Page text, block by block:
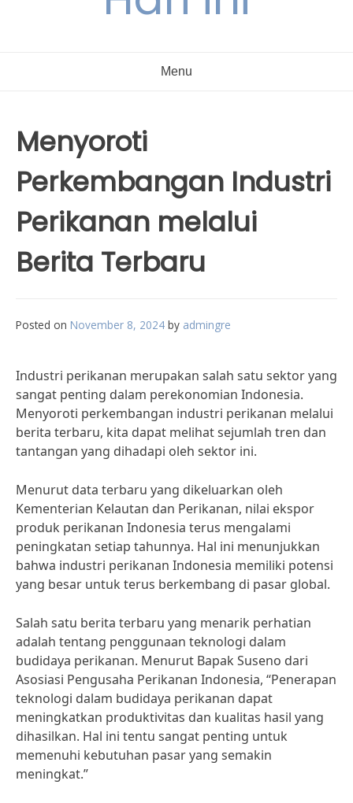
Menu
Menyoroti
Perkembangan Industri
Perikanan melalui
Berita Terbaru
Posted on November 8, 2024 by admingre
Industri perikanan merupakan salah satu sektor yang
sangat penting dalam perekonomian Indonesia.
Menyoroti perkembangan industri perikanan melalui
berita terbaru, kita dapat melihat sejumlah tren dan
tantangan yang dihadapi oleh sektor ini.
Menurut data terbaru yang dikeluarkan oleh
Kementerian Kelautan dan Perikanan, nilai ekspor
produk perikanan Indonesia terus mengalami
peningkatan setiap tahunnya. Hal ini menunjukkan
bahwa industri perikanan Indonesia memiliki potensi
yang besar untuk terus berkembang di pasar global.
Salah satu berita terbaru yang menarik perhatian
adalah tentang penggunaan teknologi dalam
budidaya perikanan. Menurut Bapak Suseno dari
Asosiasi Pengusaha Perikanan Indonesia, “Penerapan
teknologi dalam budidaya perikanan dapat
meningkatkan produktivitas dan kualitas hasil yang
dihasilkan. Hal ini tentu sangat penting untuk
memenuhi kebutuhan pasar yang semakin
meningkat.”